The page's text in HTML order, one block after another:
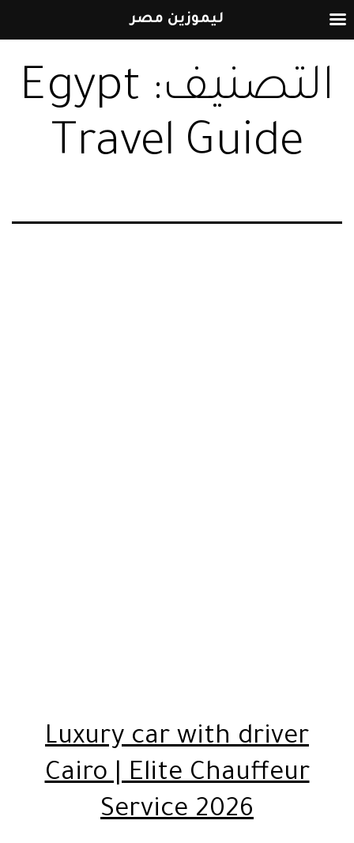
إلى
التصنيف: Egypt
Travel Guide
Luxury car with driver
Cairo | Elite Chauffeur
Service 2026
ليموزين مصر